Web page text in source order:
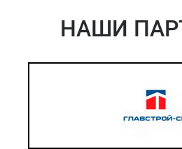
НАШИ